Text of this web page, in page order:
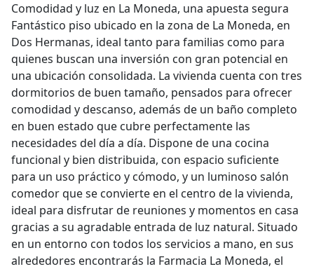
Comodidad y luz en La Moneda, una apuesta segura
Fantástico piso ubicado en la zona de La Moneda, en
Dos Hermanas, ideal tanto para familias como para
quienes buscan una inversión con gran potencial en
una ubicación consolidada. La vivienda cuenta con tres
dormitorios de buen tamaño, pensados para ofrecer
comodidad y descanso, además de un baño completo
en buen estado que cubre perfectamente las
necesidades del día a día. Dispone de una cocina
funcional y bien distribuida, con espacio suficiente
para un uso práctico y cómodo, y un luminoso salón
comedor que se convierte en el centro de la vivienda,
ideal para disfrutar de reuniones y momentos en casa
gracias a su agradable entrada de luz natural. Situado
en un entorno con todos los servicios a mano, en sus
alrededores encontrarás la Farmacia La Moneda, el